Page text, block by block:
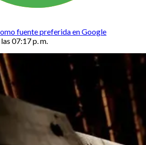
fuente preferida en Google
07:17 p. m.